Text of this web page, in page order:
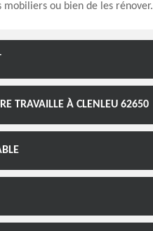
mobiliers ou bien de les rénover.
TRAVAILLE À CLENLEU 62650